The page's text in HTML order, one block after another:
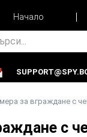
Начало
за вграждане с
с